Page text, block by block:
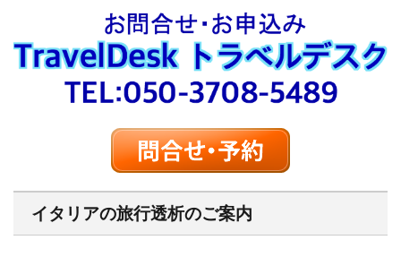
イタリアの旅行透析のご案内